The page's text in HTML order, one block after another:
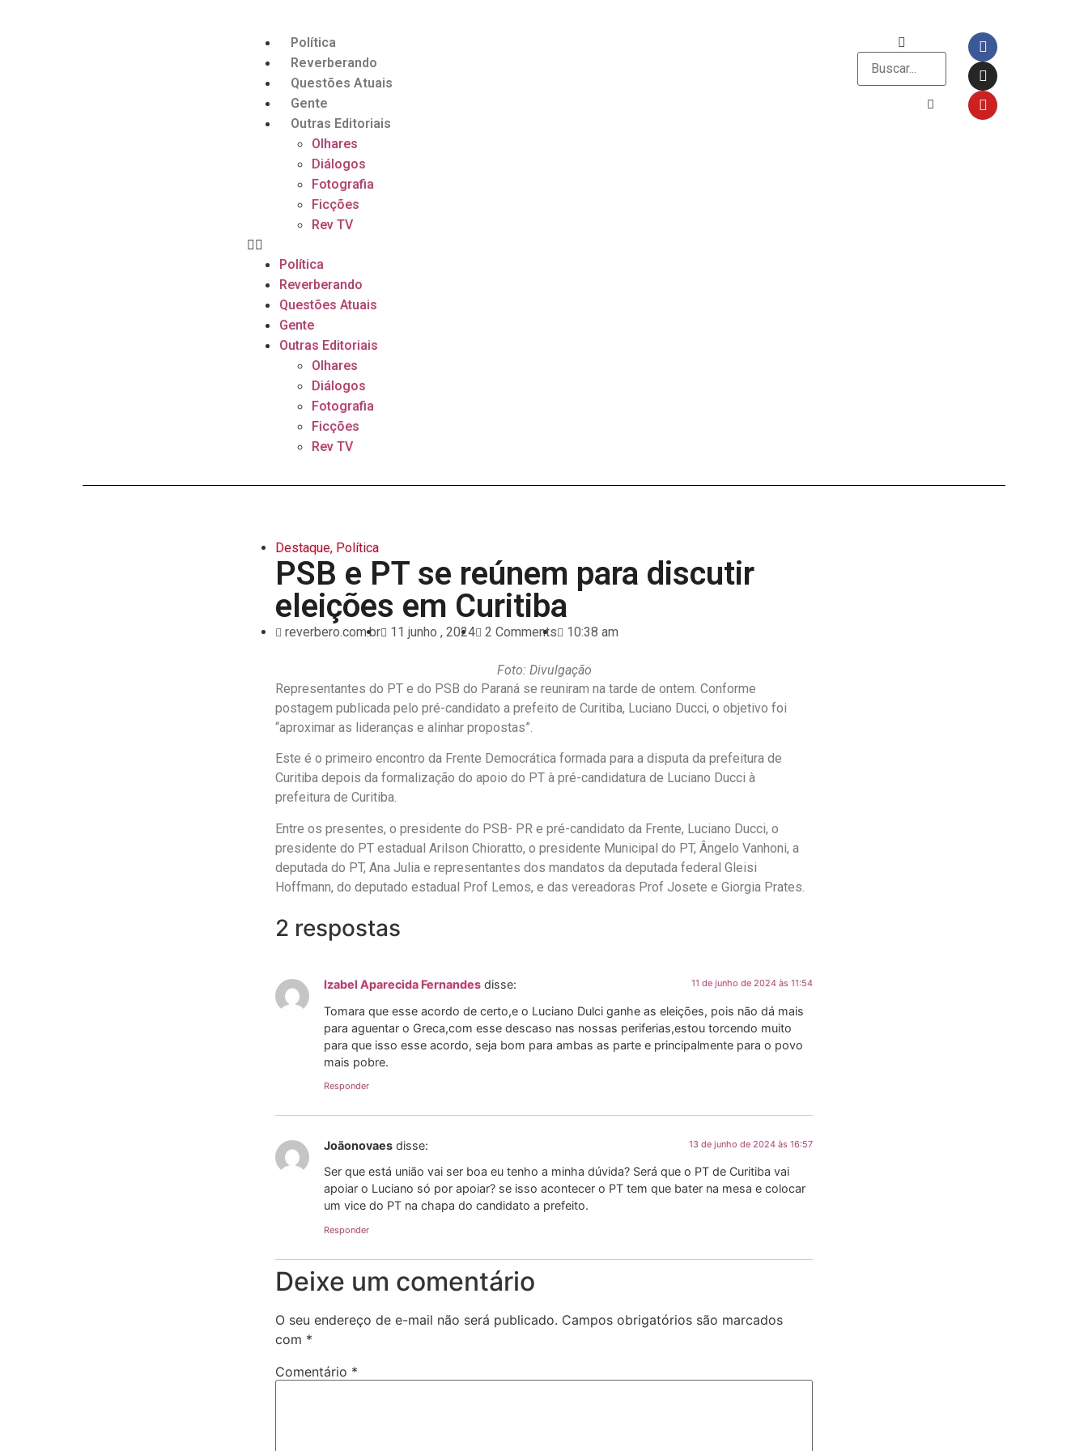
Política
Reverberando
Questões Atuais
Gente
Outras Editoriais
Olhares
Diálogos
Fotografia
Ficções
Rev TV
Política
Reverberando
Questões Atuais
Gente
Outras Editoriais
Olhares
Diálogos
Fotografia
Ficções
Rev TV
Destaque, Política
PSB e PT se reúnem para discutir
eleições em Curitiba
reverbero.com.br 11 junho , 2024 2 Comments 10:38 am
Foto: Divulgação
Representantes do PT e do PSB do Paraná se reuniram na tarde de ontem. Conforme
postagem publicada pelo pré-candidato a prefeito de Curitiba, Luciano Ducci, o objetivo foi
“aproximar as lideranças e alinhar propostas”.
Este é o primeiro encontro da Frente Democrática formada para a disputa da prefeitura de
Curitiba depois da formalização do apoio do PT à pré-candidatura de Luciano Ducci à
prefeitura de Curitiba.
Entre os presentes, o presidente do PSB- PR e pré-candidato da Frente, Luciano Ducci, o
presidente do PT estadual Arilson Chioratto, o presidente Municipal do PT, Ângelo Vanhoni, a
deputada do PT, Ana Julia e representantes dos mandatos da deputada federal Gleisi
Hoffmann, do deputado estadual Prof Lemos, e das vereadoras Prof Josete e Giorgia Prates.
2 respostas
Izabel Aparecida Fernandes disse: 11 de junho de 2024 às 11:54
Tomara que esse acordo de certo,e o Luciano Dulci ganhe as eleições, pois não dá mais
para aguentar o Greca,com esse descaso nas nossas periferias,estou torcendo muito
para que isso esse acordo, seja bom para ambas as parte e principalmente para o povo
mais pobre.
Responder
Joãonovaes disse: 13 de junho de 2024 às 16:57
Ser que está união vai ser boa eu tenho a minha dúvida? Será que o PT de Curitiba vai
apoiar o Luciano só por apoiar? se isso acontecer o PT tem que bater na mesa e colocar
um vice do PT na chapa do candidato a prefeito.
Responder
Deixe um comentário
O seu endereço de e-mail não será publicado. Campos obrigatórios são marcados
com *
Comentário *